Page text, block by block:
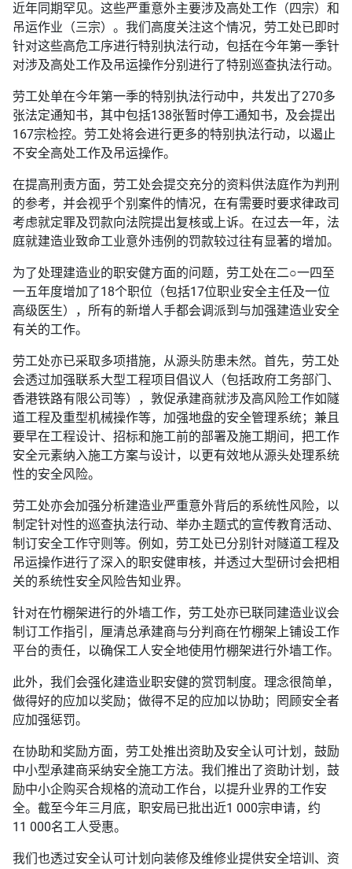
近年同期罕见。这些严重意外主要涉及高处工作（四宗）和
吊运作业（三宗）。我们高度关注这个情况，劳工处已即时
针对这些高危工序进行特别执法行动，包括在今年第一季针
对涉及高处工作及吊运操作分别进行了特别巡查执法行动。
劳工处单在今年第一季的特别执法行动中，共发出了270多
张法定通知书，其中包括138张暂时停工通知书，及会提出
167宗检控。劳工处将会进行更多的特别执法行动，以遏止
不安全高处工作及吊运操作。
在提高刑责方面，劳工处会提交充分的资料供法庭作为判刑
的参考，并会视乎个别案件的情况，在有需要时要求律政司
考虑就定罪及罚款向法院提出复核或上诉。在过去一年，法
庭就建造业致命工业意外违例的罚款较过往有显著的增加。
为了处理建造业的职安健方面的问题，劳工处在二○一四至
一五年度增加了18个职位（包括17位职业安全主任及一位
高级医生），所有的新增人手都会调派到与加强建造业安全
有关的工作。
劳工处亦已采取多项措施，从源头防患未然。首先，劳工处
会透过加强联系大型工程项目倡议人（包括政府工务部门、
香港铁路有限公司等），敦促承建商就涉及高风险工作如隧
道工程及重型机械操作等，加强地盘的安全管理系统；兼且
要早在工程设计、招标和施工前的部署及施工期间，把工作
安全元素纳入施工方案与设计，以更有效地从源头处理系统
性的安全风险。
劳工处亦会加强分析建造业严重意外背后的系统性风险，以
制定针对性的巡查执法行动、举办主题式的宣传教育活动、
制订安全工作守则等。例如，劳工处已分别针对隧道工程及
吊运操作进行了深入的职安健审核，并透过大型研讨会把相
关的系统性安全风险告知业界。
针对在竹棚架进行的外墙工作，劳工处亦已联同建造业议会
制订工作指引，厘清总承建商与分判商在竹棚架上铺设工作
平台的责任，以确保工人安全地使用竹棚架进行外墙工作。
此外，我们会强化建造业职安健的赏罚制度。理念很简单，
做得好的应加以奖励；做得不足的应加以协助；罔顾安全者
应加强惩罚。
在协助和奖励方面，劳工处推出资助及安全认可计划，鼓励
中小型承建商采纳安全施工方法。我们推出了资助计划，鼓
励中小企购买合规格的流动工作台，以提升业界的工作安
全。截至今年三月底，职安局已批出近1 000宗申请，约
11 000名工人受惠。
我们也透过安全认可计划向装修及维修业提供安全培训、资